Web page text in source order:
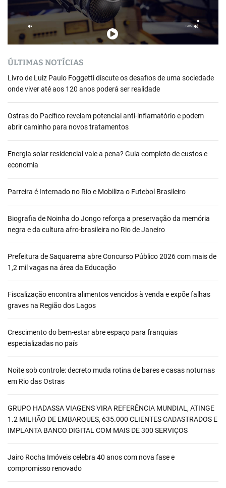
ÚLTIMAS NOTÍCIAS
Livro de Luiz Paulo Foggetti discute os desafios de uma sociedade
onde viver até aos 120 anos poderá ser realidade
Ostras do Pacífico revelam potencial anti-inflamatório e podem
abrir caminho para novos tratamentos
Energia solar residencial vale a pena? Guia completo de custos e
economia
Parreira é Internado no Rio e Mobiliza o Futebol Brasileiro
Biografia de Noinha do Jongo reforça a preservação da memória
negra e da cultura afro-brasileira no Rio de Janeiro
Prefeitura de Saquarema abre Concurso Público 2026 com mais de
1,2 mil vagas na área da Educação
Fiscalização encontra alimentos vencidos à venda e expõe falhas
graves na Região dos Lagos
Crescimento do bem-estar abre espaço para franquias
especializadas no país
Noite sob controle: decreto muda rotina de bares e casas noturnas
em Rio das Ostras
GRUPO HADASSA VIAGENS VIRA REFERÊNCIA MUNDIAL, ATINGE
1.2 MILHÃO DE EMBARQUES, 635.000 CLIENTES CADASTRADOS E
IMPLANTA BANCO DIGITAL COM MAIS DE 300 SERVIÇOS
Jairo Rocha Imóveis celebra 40 anos com nova fase e
compromisso renovado